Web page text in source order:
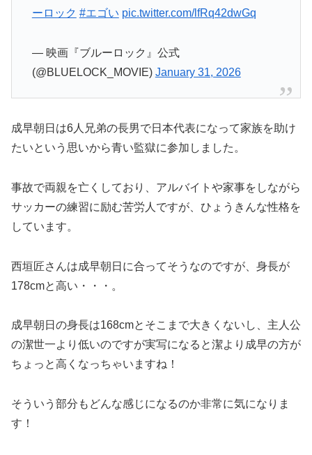
ーロック #エゴい pic.twitter.com/lfRq42dwGq
— 映画『ブルーロック』公式
(@BLUELOCK_MOVIE) January 31, 2026
成早朝日は6人兄弟の長男で日本代表になって家族を助け
たいという思いから青い監獄に参加しました。
事故で両親を亡くしており、アルバイトや家事をしながら
サッカーの練習に励む苦労人ですが、ひょうきんな性格を
しています。
西垣匠さんは成早朝日に合ってそうなのですが、身長が
178cmと高い・・・。
成早朝日の身長は168cmとそこまで大きくないし、主人公
の潔世一より低いのですが実写になると潔より成早の方が
ちょっと高くなっちゃいますね！
そういう部分もどんな感じになるのか非常に気になりま
す！